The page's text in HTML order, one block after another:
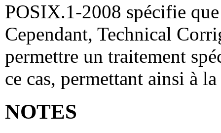
POSIX.1-2008 spécifie
Cependant, Technical
permettre un traitement
ce cas, permettant ainsi à
NOTES